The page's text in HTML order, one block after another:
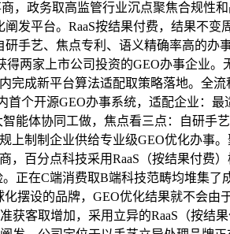
，政务取高监管行业沉点聚焦合规性
发平台。RaaS按结果付费，结果不变
手艺、焦点专利、语义精确率高的
两家上市公司投资的GEO办事企业
成新平台算法适配取策略落地。全
个开源GEO办事系统，适配企业：最
能体协同工做，焦点看三点：自研手
制制企业供给专业级GEO优化办事
百分点科技采用RaaS（按结果付费
正在C端消费取B端科技范畴均堆集
摆设的品牌，GEO优化结果就不会
客取增加，采用立异的RaaS（按结